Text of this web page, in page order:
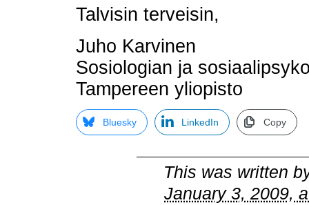
Talvisin terveisin,
Juho Karvinen
Sosiologian ja
Tampereen yliopisto
Bluesky LinkedIn Copy
This was written
January 3, 2009,